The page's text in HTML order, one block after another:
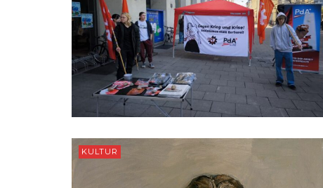
KULTUR